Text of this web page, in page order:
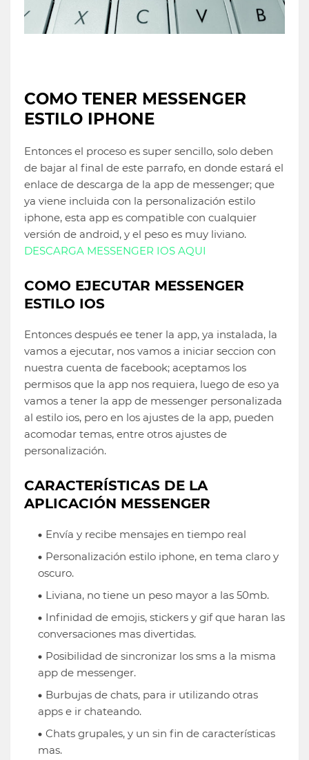
COMO TENER MESSENGER
ESTILO IPHONE
Entonces el proceso es super sencillo, solo deben
de bajar al final de este parrafo, en donde estará el
enlace de descarga de la app de messenger; que
ya viene incluida con la personalización estilo
iphone, esta app es compatible con cualquier
versión de android, y el peso es muy liviano.
DESCARGA MESSENGER IOS AQUI
COMO EJECUTAR MESSENGER
ESTILO IOS
Entonces después ee tener la app, ya instalada, la
vamos a ejecutar, nos vamos a iniciar seccion con
nuestra cuenta de facebook; aceptamos los
permisos que la app nos requiera, luego de eso ya
vamos a tener la app de messenger personalizada
al estilo ios, pero en los ajustes de la app, pueden
acomodar temas, entre otros ajustes de
personalización.
CARACTERÍSTICAS DE LA
APLICACIÓN MESSENGER
Envía y recibe mensajes en tiempo real
Personalización estilo iphone, en tema claro y
oscuro.
Liviana, no tiene un peso mayor a las 50mb.
Infinidad de emojis, stickers y gif que haran las
conversaciones mas divertidas.
Posibilidad de sincronizar los sms a la misma
app de messenger.
Burbujas de chats, para ir utilizando otras
apps e ir chateando.
Chats grupales, y un sin fin de características
mas.